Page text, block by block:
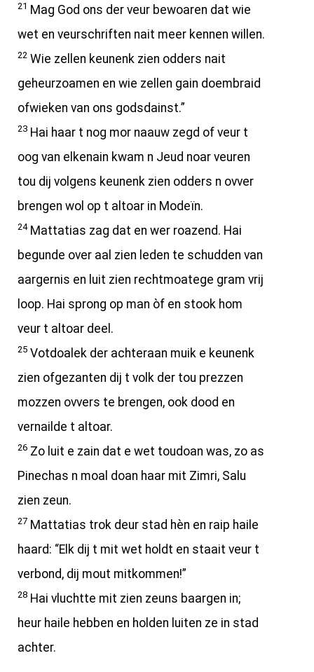
21 Mag God ons der veur bewoaren dat wie
wet en veurschriften nait meer kennen willen.
22 Wie zellen keunenk zien odders nait
geheurzoamen en wie zellen gain doembraid
ofwieken van ons godsdainst.”
23 Hai haar t nog mor naauw zegd of veur t
oog van elkenain kwam n Jeud noar veuren
tou dij volgens keunenk zien odders n ovver
brengen wol op t altoar in Modeïn.
24Mattatias zag dat en wer roazend. Hai
begunde over aal zien leden te schudden van
aargernis en luit zien rechtmoatege gram vrij
loop. Hai sprong op man òf en stook hom
veur t altoar deel.
25 Votdoalek der achteraan muik e keunenk
zien ofgezanten dij t volk der tou prezzen
mozzen ovvers te brengen, ook dood en
vernailde t altoar.
26 Zo luit e zain dat e wet toudoan was, zo as
Pinechas n moal doan haar mit Zimri, Salu
zien zeun.
27 Mattatias trok deur stad hèn en raip haile
haard: “Elk dij t mit wet holdt en staait veur t
verbond, dij mout mitkommen!”
28 Hai vluchtte mit zien zeuns baargen in;
heur haile hebben en holden luiten ze in stad
achter.